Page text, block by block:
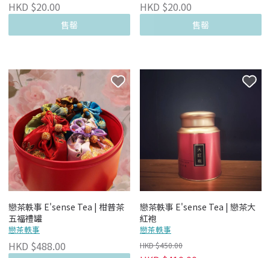
HKD $20.00
售罄
HKD $20.00
售罄
戀茶軼事 E'sense Tea | 柑普茶
五福禮罐
戀茶軼事
HKD $488.00
戀茶軼事 E'sense Tea | 戀茶大
紅袍
戀茶軼事
HKD $450.00